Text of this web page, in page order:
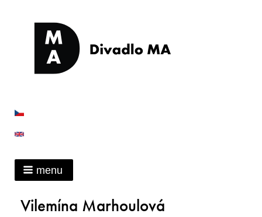
menu
Vilemína Marhoulová